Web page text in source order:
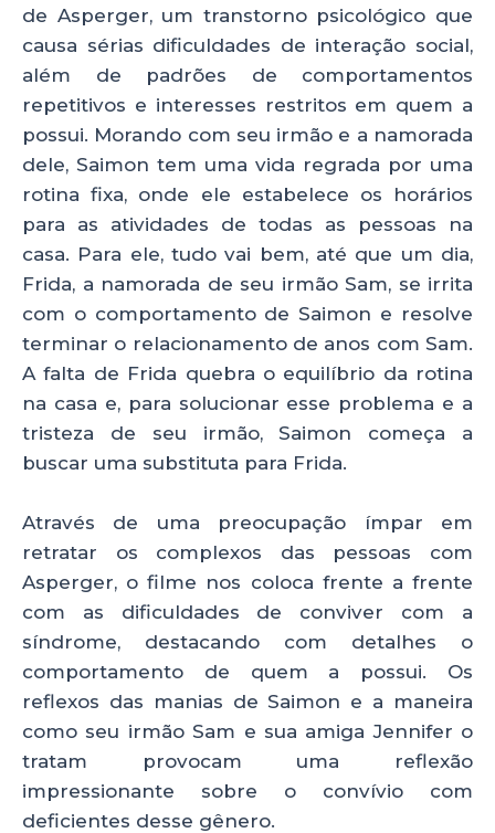
de Asperger, um transtorno psicológico que
causa sérias dificuldades de interação social,
além de padrões de comportamentos
repetitivos e interesses restritos em quem a
possui. Morando com seu irmão e a namorada
dele, Saimon tem uma vida regrada por uma
rotina fixa, onde ele estabelece os horários
para as atividades de todas as pessoas na
casa. Para ele, tudo vai bem, até que um dia,
Frida, a namorada de seu irmão Sam, se irrita
com o comportamento de Saimon e resolve
terminar o relacionamento de anos com Sam.
A falta de Frida quebra o equilíbrio da rotina
na casa e, para solucionar esse problema e a
tristeza de seu irmão, Saimon começa a
buscar uma substituta para Frida.
Através de uma preocupação ímpar em
retratar os complexos das pessoas com
Asperger, o filme nos coloca frente a frente
com as dificuldades de conviver com a
síndrome, destacando com detalhes o
comportamento de quem a possui. Os
reflexos das manias de Saimon e a maneira
como seu irmão Sam e sua amiga Jennifer o
tratam provocam uma reflexão
impressionante sobre o convívio com
deficientes desse gênero.